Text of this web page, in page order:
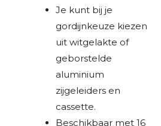
Je kunt bij je
gordijnkeuze kiezen
uit witgelakte of
geborstelde
aluminium
zijgeleiders en
cassette.
Beschikbaar met 16